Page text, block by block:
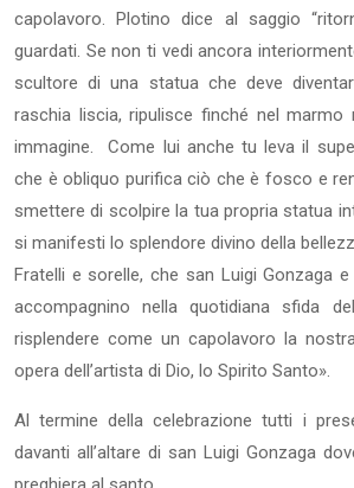
capolavoro. Plotino dice al saggio
guardati. Se non ti vedi ancora
scultore di una statua che deve
raschia liscia, ripulisce finché nel marmo
immagine. Come lui anche tu leva il
che è obliquo purifica ciò che è fosco e
smettere di scolpire la tua propria statua
si manifesti lo splendore divino della
Fratelli e sorelle, che san Luigi Gonzaga
accompagnino nella quotidiana sfida
risplendere come un capolavoro la
opera dell’artista di Dio, lo Spirito Santo».
Al termine della celebrazione tutti i
davanti all’altare di san Luigi Gonzaga